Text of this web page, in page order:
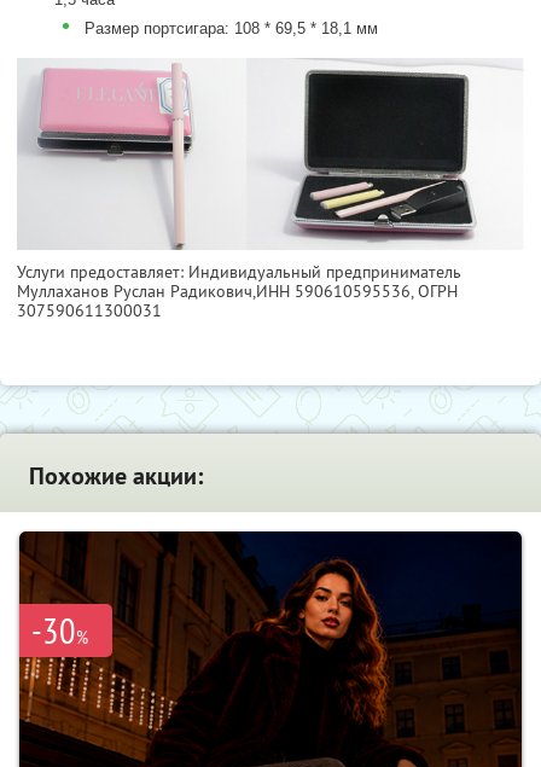
• Размер портсигара: 108 * 69,5 * 18,1 мм
Услуги предоставляет: Индивидуальный предприниматель
Муллаханов Руслан Радикович,ИНН 590610595536, ОГРН
307590611300031
Похожие акции:
-30%